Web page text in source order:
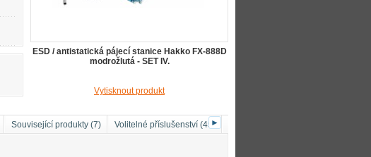
ESD / antistatická pájecí stanice Hakko FX-888D
modrožlutá - SET IV.
Vytisknout produkt
►
Související produkty (7) Volitelné příslušenství (45)